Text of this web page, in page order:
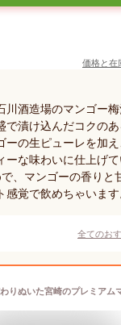
価格と在
川酒造場のマンゴー
で漬け込んだコクの
ーの生ピューレを加
ーな味わいに仕上げ
、マンゴーの香りと
覚で飲めちゃいます
全てのお